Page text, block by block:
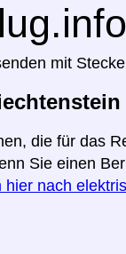
mit
die für das
Sie einen
nach